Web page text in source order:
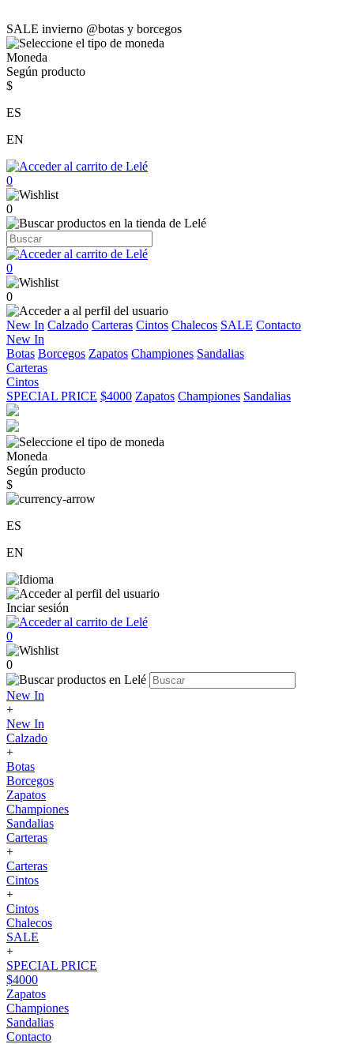
SALE invierno @botas y borcegos
Moneda
Según producto
$
ES
EN
0
0
0
0
New In Calzado Carteras Cintos Chalecos SALE Contacto
New In
Botas Borcegos Zapatos Championes Sandalias
Carteras
Cintos
SPECIAL PRICE $4000 Zapatos Championes Sandalias
Moneda
Según producto
$
ES
EN
Inciar sesión
0
0
New In
+
New In
Calzado
+
Botas
Borcegos
Zapatos
Championes
Sandalias
Carteras
+
Carteras
Cintos
+
Cintos
Chalecos
SALE
+
SPECIAL PRICE
$4000
Zapatos
Championes
Sandalias
Contacto